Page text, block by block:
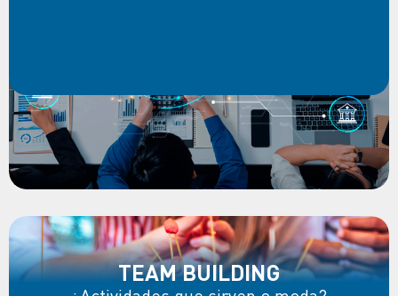
TEAM BUILDING